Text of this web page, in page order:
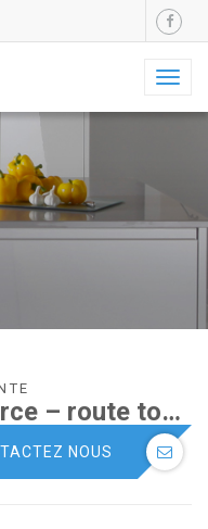
Vente fond de commerce – route touristique sousse
NOUS